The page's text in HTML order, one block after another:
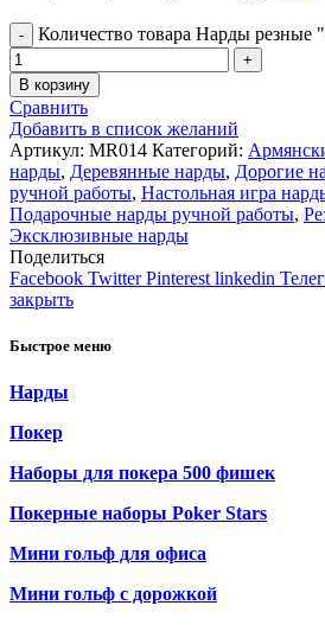
Количество товара Нарды
В корзину
Сравнить
Добавить в список желаний
Артикул: MR014 Категорий:
нарды, Деревянные нарды, Дорогие
ручной работы, Настольная игра
Подарочные нарды ручной работы,
Эксклюзивные нарды
Поделиться
Facebook Twitter Pinterest linkedin
закрыть
Быстрое меню
Нарды
Покер
Наборы для покера 500 фишек
Покерные наборы Poker Stars
Мини гольф для офиса
Мини гольф с дорожкой